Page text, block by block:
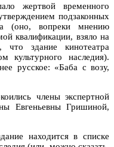
жертвой временного
подзаконных
(оно, вопреки мнению
квалификации, взяло на
что здание кинотеатра
культурного наследия).
русское: «Баба с возу,
члены экспертной
Евгеньевны Гришиной,
находится в списке